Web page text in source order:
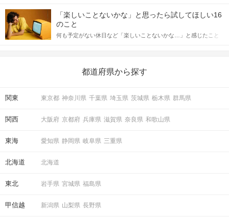
合にどのような行動に繋げるべきかをご紹介していきます。
しかし、中には「どう誘ったらいいの？」とお困りの男性もいら
っしゃるのではないでしょうか。 そこで今回は、男性から女性へ
送るLINEでのデートの誘い方のコツをご紹介します。例文も混じ
えながら解説するので、ぜひ参考にしてください。
「楽しいことないかな」と思ったら試してほしい16
のこと
何も予定がない休日など「楽しいことないかな…」と感じたこと
の楽しいことアイデアを集めました♪ いままさに楽しいことを探し
都道府県から探す
関東 東京都 神奈川県 千葉県 埼玉県 茨城県 栃木県 群馬県
関西 大阪府 京都府 兵庫県 滋賀県 奈良県 和歌山県
東海 愛知県 静岡県 岐阜県 三重県
北海道 北海道
東北 岩手県 宮城県 福島県
甲信越 新潟県 山梨県 長野県